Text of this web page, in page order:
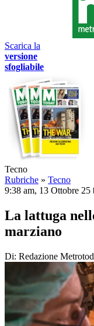
Scarica la
versione
sfogliabile
Tecno
Rubriche » Tecno
9:38 am, 13 Ottobre 25
La lattuga
marziano
Di: Redazione